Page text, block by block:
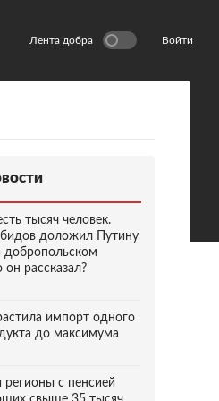
Лента добра Войти
тысяч человек.
доложил Путину
добропольском
он рассказал?
импорт одного
до максимума
регионы с пенсией